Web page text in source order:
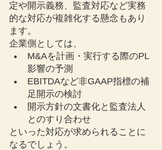
定や開示義務、監査対応など実務
的な対応が複雑化する懸念もあり
ます。
企業側としては、
M&Aを計画・実行する際のPL
影響の予測
EBITDAなど非GAAP指標の補
足開示の検討
開示方針の文書化と監査法人
とのすり合わせ
といった対応が求められることに
なるでしょう。